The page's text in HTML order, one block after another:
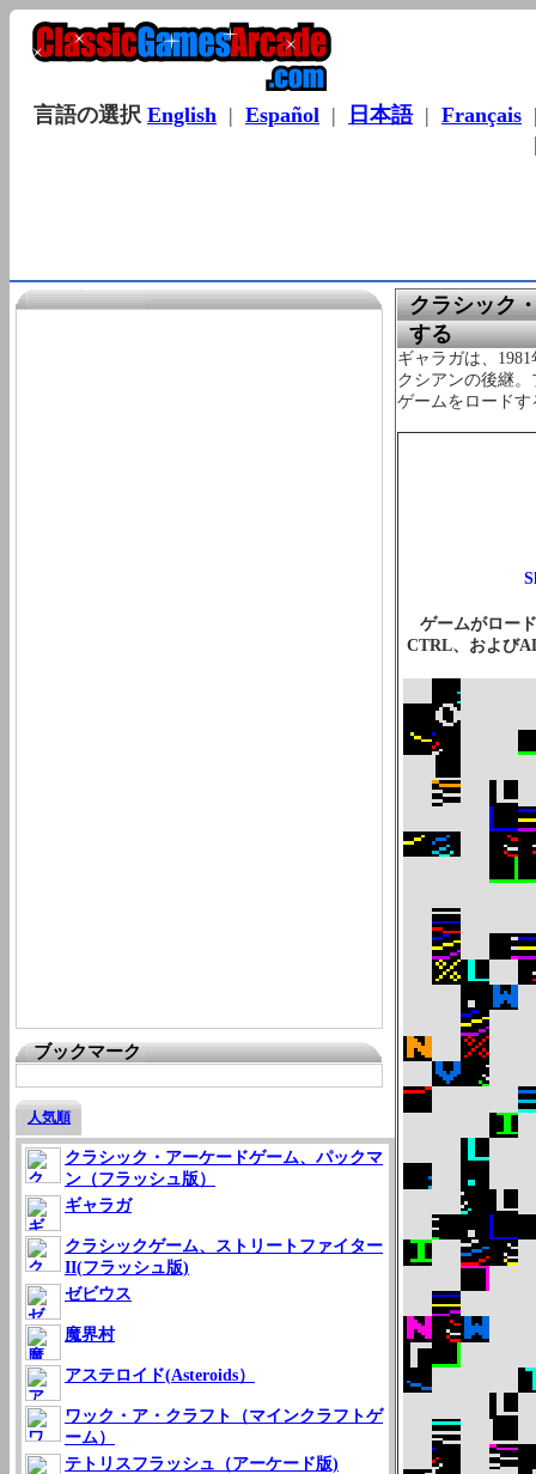
言語の選択 English | Español | 日本語| Français
ブックマーク
人気順
クラシック・アーケードゲーム、パックマ
ン（フラッシュ版）
ギャラガ
クラシックゲーム、ストリートファイター
II(フラッシュ版)
ゼビウス
魔界村
アステロイド(Asteroids）
ワック・ア・クラフト（マインクラフトゲ
ーム）
テトリスフラッシュ（アーケード版)
クラシック
する
ギャラガは、
クシアンの後継
ゲームをロード
ゲームがロー
CTRL、および